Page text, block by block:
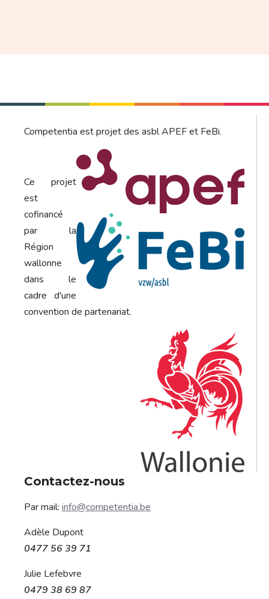
Competentia est projet des asbl APEF et FeBi.
Ce projet
est
cofinancé
par la
Région
wallonne
dans le
cadre d'une
convention de partenariat.
Contactez-nous
Par mail: info@competentia.be
Adèle Dupont
0477 56 39 71
Julie Lefebvre
0479 38 69 87